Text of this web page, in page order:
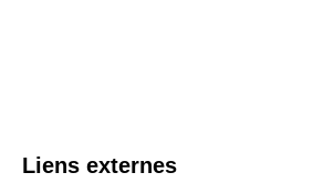
Liens externes